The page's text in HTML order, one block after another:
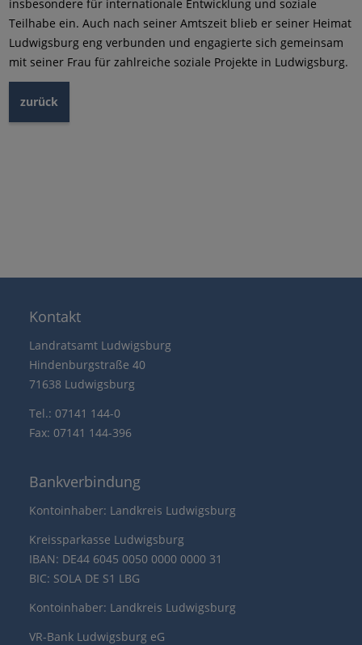
insbesondere für internationale Entwicklung und soziale
Teilhabe ein. Auch nach seiner Amtszeit blieb er seiner Heimat
Ludwigsburg eng verbunden und engagierte sich gemeinsam
mit seiner Frau für zahlreiche soziale Projekte in Ludwigsburg.
zurück
Kontakt
Landratsamt Ludwigsburg
Hindenburgstraße 40
71638 Ludwigsburg
Tel.: 07141 144-0
Fax: 07141 144-396
Bankverbindung
Kontoinhaber: Landkreis Ludwigsburg
Kreissparkasse Ludwigsburg
IBAN: DE44 6045 0050 0000 0000 31
BIC: SOLA DE S1 LBG
Kontoinhaber: Landkreis Ludwigsburg
VR-Bank Ludwigsburg eG